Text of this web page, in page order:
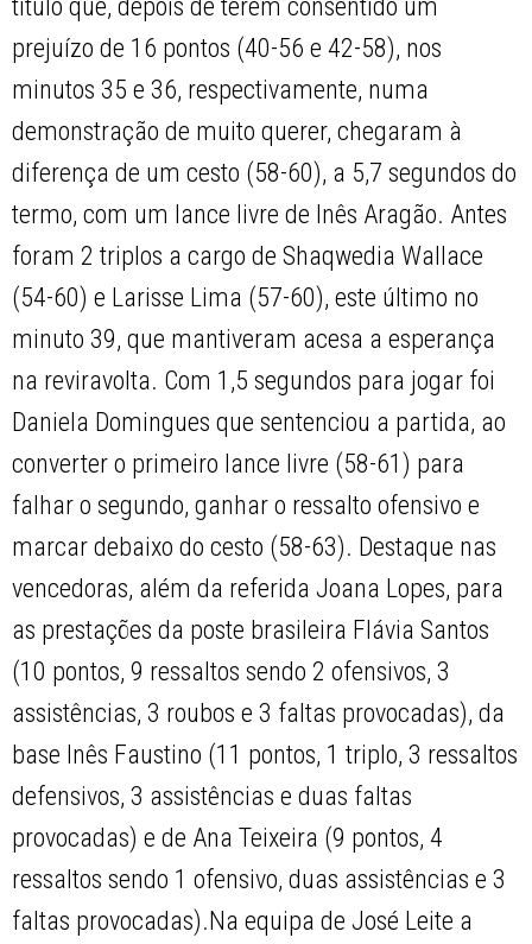
título que, depois de terem consentido um
prejuízo de 16 pontos (40-56 e 42-58), nos
minutos 35 e 36, respectivamente, numa
demonstração de muito querer, chegaram à
diferença de um cesto (58-60), a 5,7 segundos do
termo, com um lance livre de Inês Aragão. Antes
foram 2 triplos a cargo de Shaqwedia Wallace
(54-60) e Larisse Lima (57-60), este último no
minuto 39, que mantiveram acesa a esperança
na reviravolta. Com 1,5 segundos para jogar foi
Daniela Domingues que sentenciou a partida, ao
converter o primeiro lance livre (58-61) para
falhar o segundo, ganhar o ressalto ofensivo e
marcar debaixo do cesto (58-63). Destaque nas
vencedoras, além da referida Joana Lopes, para
as prestações da poste brasileira Flávia Santos
(10 pontos, 9 ressaltos sendo 2 ofensivos, 3
assistências, 3 roubos e 3 faltas provocadas), da
base Inês Faustino (11 pontos, 1 triplo, 3 ressaltos
defensivos, 3 assistências e duas faltas
provocadas) e de Ana Teixeira (9 pontos, 4
ressaltos sendo 1 ofensivo, duas assistências e 3
faltas provocadas).Na equipa de José Leite a